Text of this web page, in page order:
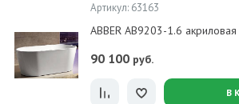
Артикул: 63163
ABBER AB9203-1.6
90 100 руб.
В